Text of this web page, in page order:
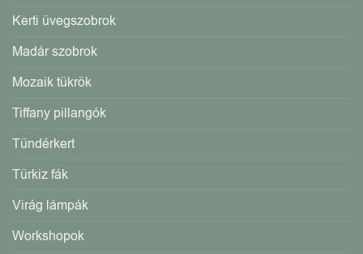
Kerti üvegszobrok
Madár szobrok
Mozaik tükrök
Tiffany pillangók
Tündérkert
Türkiz fák
Virág lámpák
Workshopok